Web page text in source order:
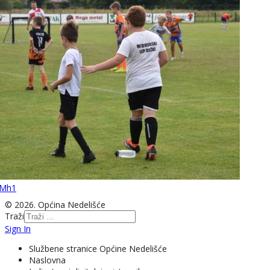
© 2026. Općina Nedelišće
Traži
Sign In
Službene stranice Općine Nedelišće
Naslovna